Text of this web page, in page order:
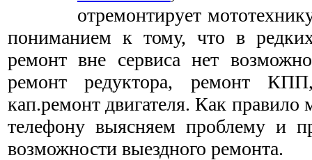
отремонтирует
пониманием к тому, что в
ремонт вне сервиса нет
ремонт редуктора, ремонт
кап.ремонт двигателя. Как правило
телефону выясняем проблему и
возможности выездного ремонта.